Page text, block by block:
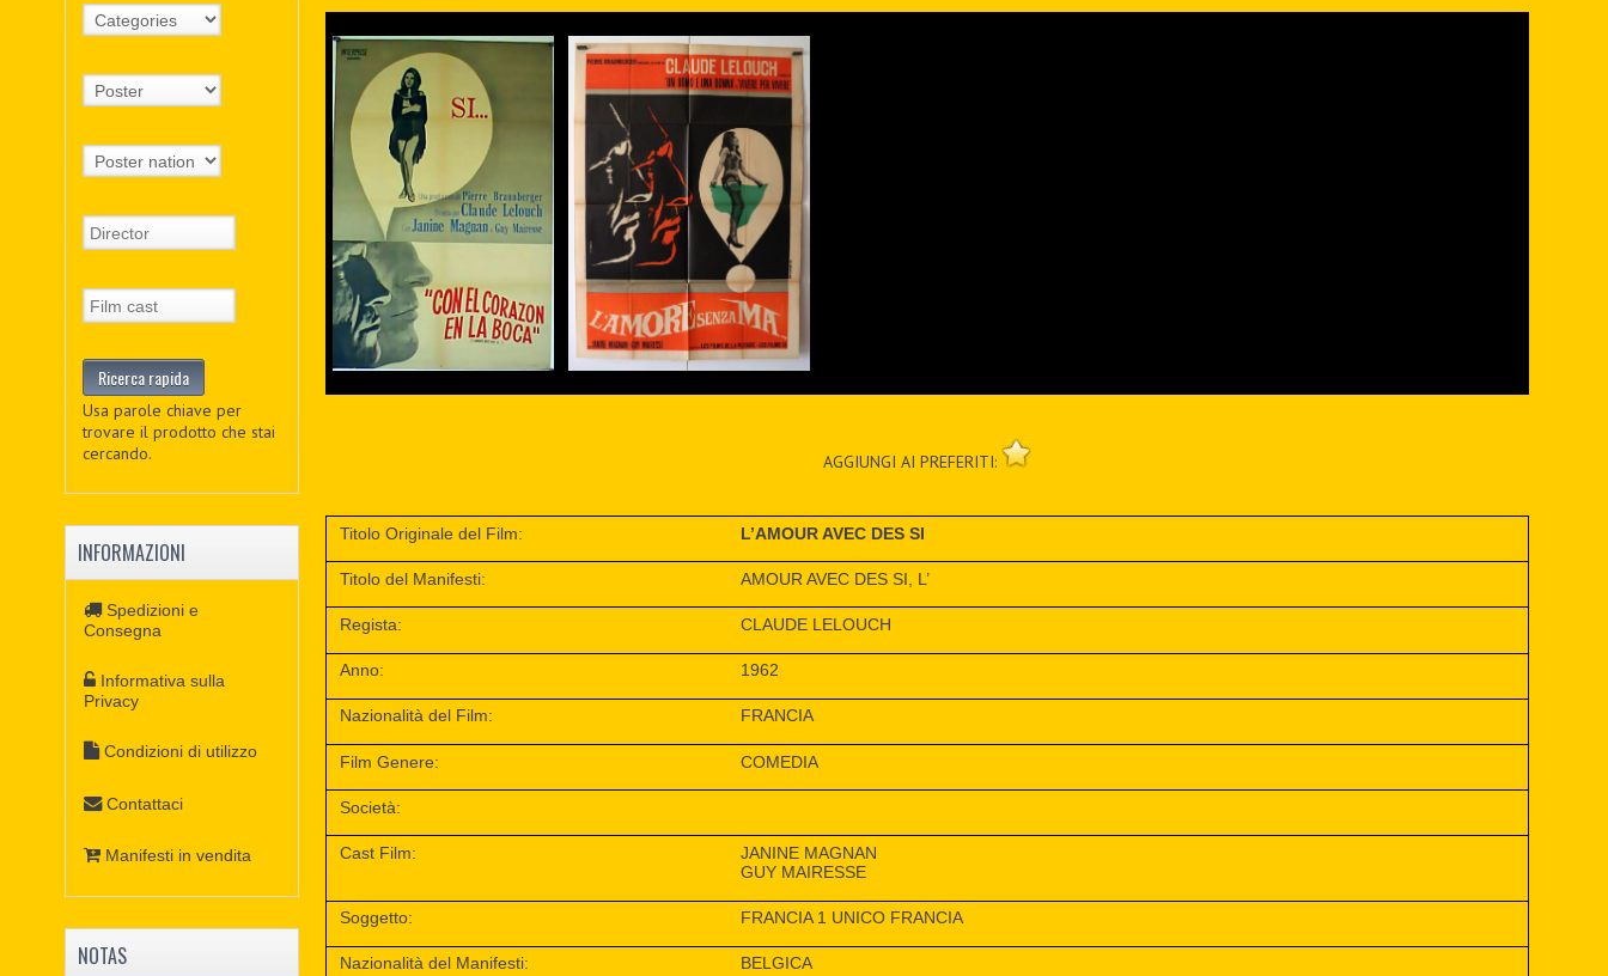
AGGIUNGI AI PREFERITI:
Titolo Originale del Film: L’AMOUR AVEC DES SI
Titolo del Manifesti: AMOUR AVEC DES SI, L’
Regista: CLAUDE LELOUCH
Anno: 1962
Nazionalità del Film: FRANCIA
Film Genere: COMEDIA
Società:
Cast Film:
JANINE MAGNAN
GUY MAIRESSE
Soggetto: FRANCIA 1 UNICO FRANCIA
Nazionalità del Manifesti: BELGICA
Usa parole chiave per
trovare il prodotto che stai
cercando.
INFORMAZIONI
Spedizioni e
Consegna
Informativa sulla
Privacy
Condizioni di utilizzo
Contattaci
Manifesti in vendita
NOTAS